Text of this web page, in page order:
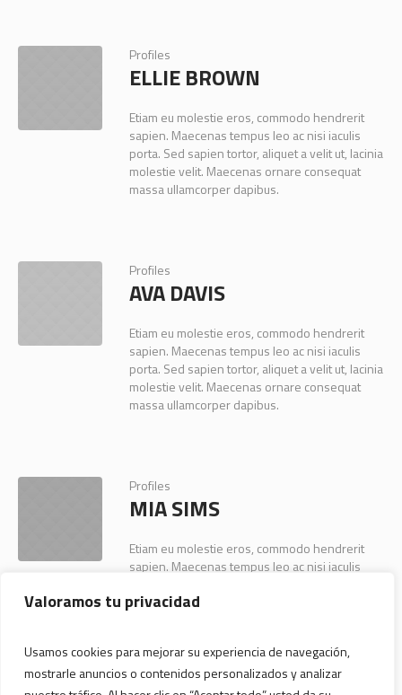
Valoramos tu privacidad
Usamos cookies para mejorar su experiencia de navegación,
mostrarle anuncios o contenidos personalizados y analizar
Profiles
ELLIE BROWN
Etiam eu molestie eros, commodo hendrerit
sapien. Maecenas tempus leo ac nisi iaculis
porta. Sed sapien tortor, aliquet a velit ut, lacinia
molestie velit. Maecenas ornare consequat
massa ullamcorper dapibus.
Profiles
AVA DAVIS
Etiam eu molestie eros, commodo hendrerit
sapien. Maecenas tempus leo ac nisi iaculis
porta. Sed sapien tortor, aliquet a velit ut, lacinia
molestie velit. Maecenas ornare consequat
massa ullamcorper dapibus.
Profiles
MIA SIMS
Etiam eu molestie eros, commodo hendrerit
sapien. Maecenas tempus leo ac nisi iaculis
molestie velit. Maecenas ornare consequat